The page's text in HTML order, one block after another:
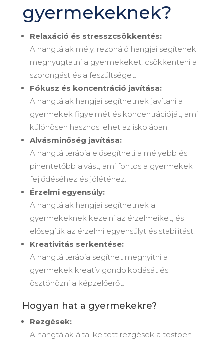
gyermekeknek?
Relaxáció és stresszcsökkentés:
A hangtálak mély, rezonáló hangjai segítenek
megnyugtatni a gyermekeket, csökkenteni a
szorongást és a feszültséget.
Fókusz és koncentráció javítása:
A hangtálak hangjai segíthetnek javítani a
gyermekek figyelmét és koncentrációját, ami
különösen hasznos lehet az iskolában.
Alvásminőség javítása:
A hangtálterápia elősegítheti a mélyebb és
pihentetőbb alvást, ami fontos a gyermekek
fejlődéséhez és jólétéhez.
Érzelmi egyensúly:
A hangtálak hangjai segíthetnek a
gyermekeknek kezelni az érzelmeiket, és
elősegítik az érzelmi egyensúlyt és stabilitást.
Kreativitás serkentése:
A hangtálterápia segíthet megnyitni a
gyermekek kreatív gondolkodását és
ösztönözni a képzelőerőt.
Hogyan hat a gyermekekre?
Rezgések:
A hangtálak által keltett rezgések a testben